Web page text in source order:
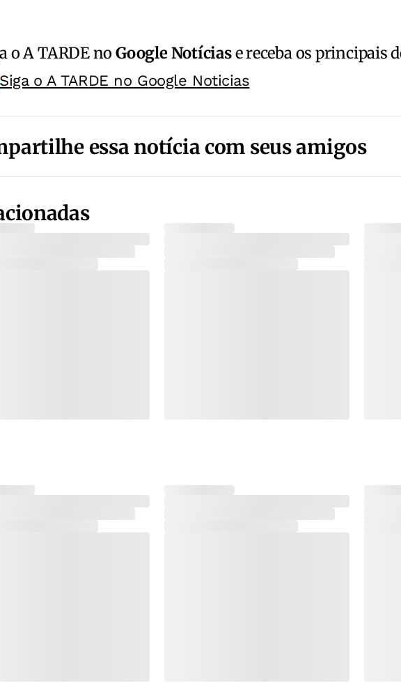
o A TARDE noGoogle Notíciase receba os principais
Siga o A TARDE no Google Noticias
essa notícia com seus amigos